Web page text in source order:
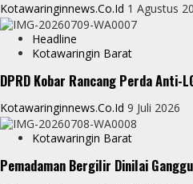
r
Kotawaringinnews.co.id 1 Agustus
Headline
Kotawaringin Barat
DPRD Kobar Rancang Perda Anti-
Kotawaringinnews.co.id 9 Juli 2026
Kotawaringin Barat
Pemadaman Bergilir Dinilai